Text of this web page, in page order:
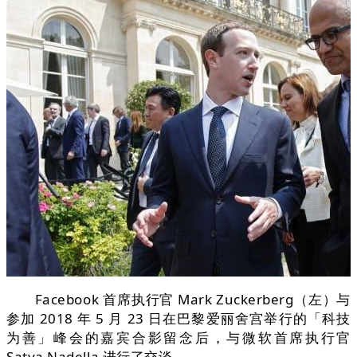
Facebook 首席执行官 Mark Zuckerberg（左）与
参加 2018 年 5 月 23 日在巴黎爱丽舍宫举行的「科技
为善」峰会的嘉宾合影留念后，与微软首席执行官